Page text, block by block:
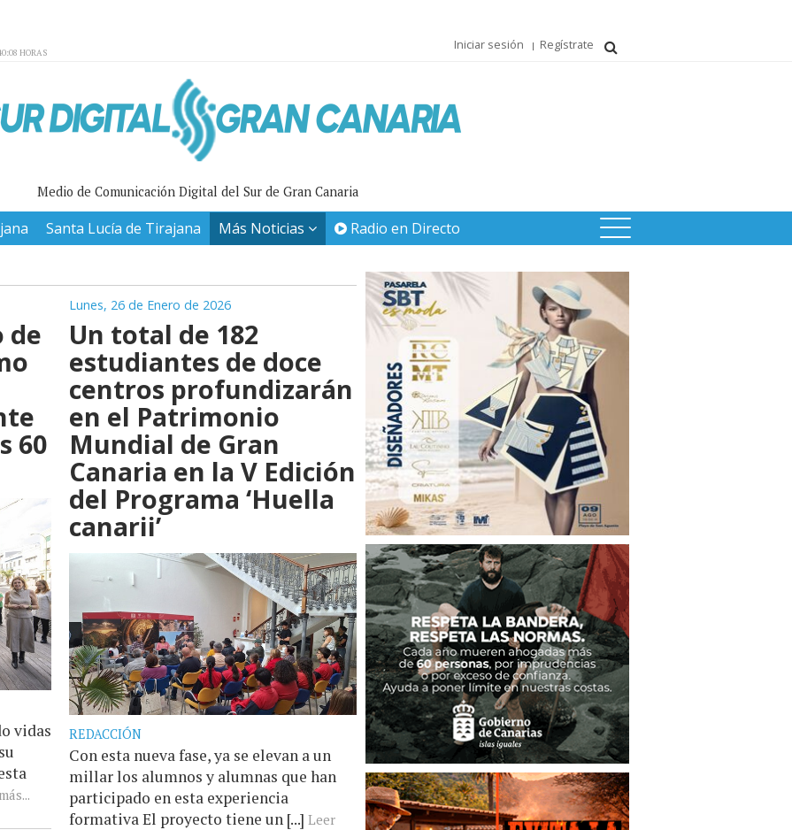
HORAS
Iniciar sesión Regístrate
Medio de Comunicación Digital del Sur de Gran Canaria
Santa Lucía de Tirajana Más Noticias Radio en Directo
de
60
vidas
Lunes, 26 de Enero de 2026
Un total de 182
estudiantes de doce
centros profundizarán
en el Patrimonio
Mundial de Gran
Canaria en la V Edición
del Programa ‘Huella
canarii’
REDACCIÓN
Con esta nueva fase, ya se elevan a un
millar los alumnos y alumnas que han
participado en esta experiencia
formativa El proyecto tiene un [...] Leer